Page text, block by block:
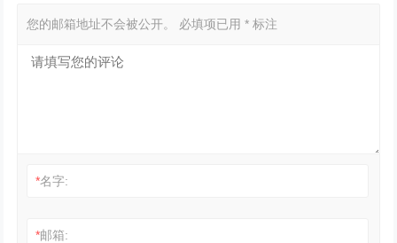
您的邮箱地址不会被公开。 必填项已用* 标注
*名字:
*邮箱: